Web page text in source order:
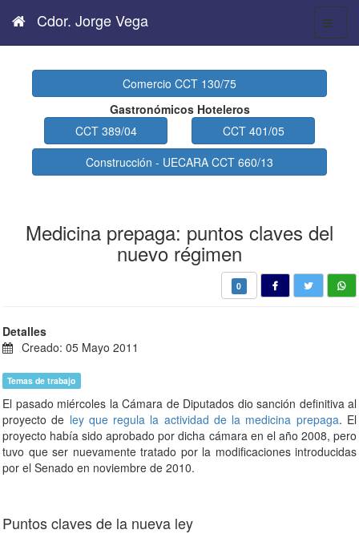
Cdor. Jorge Vega
Comercio CCT 130/75
Gastronómicos Hoteleros
CCT 389/04
CCT 401/05
Construcción - UECARA CCT 660/13
Medicina prepaga: puntos claves del
nuevo régimen
0
Detalles
Creado: 05 Mayo 2011
Temas de trabajo
El pasado miércoles la Cámara de Diputados dio sanción definitiva al
proyecto de ley que regula la actividad de la medicina prepaga. El
proyecto había sido aprobado por dicha cámara en el año 2008, pero
tuvo que ser nuevamente tratado por la modificaciones introducidas
por el Senado en noviembre de 2010.
Puntos claves de la nueva ley